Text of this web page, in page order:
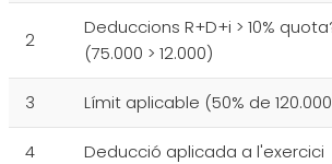
2
Deduccions R+D+i > 10%
(75.000 > 12.000)
3 Límit aplicable (50% de
4 Deducció aplicada a l'exercici